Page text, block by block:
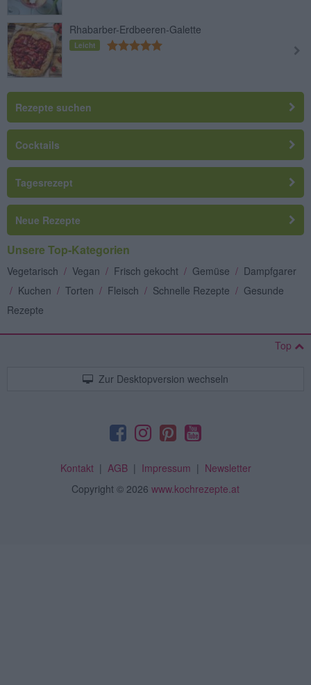
Rhabarber-Erdbeeren-Galette
Leicht
Rezepte suchen
Cocktails
Tagesrezept
Neue Rezepte
Unsere Top-Kategorien
Vegetarisch / Vegan / Frisch gekocht / Gemüse / Dampfgarer
/ Kuchen / Torten / Fleisch / Schnelle Rezepte / Gesunde
Rezepte
Top
Zur Desktopversion wechseln
Kontakt| AGB| Impressum | Newsletter
Copyright © 2026 www.kochrezepte.at